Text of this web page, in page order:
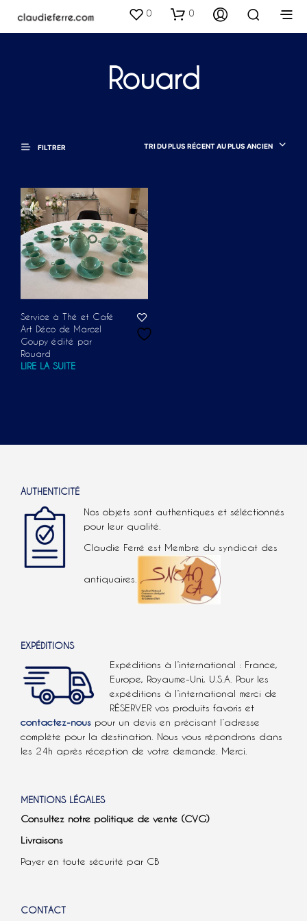
0 0
Rouard
FILTRER TRI DU PLUS RÉCENT AU PLUS ANCIEN
Service à Thé et Café
Art Déco de Marcel
Goupy édité par
Rouard
LIRE LA SUITE
AUTHENTICITÉ
Nos objets sont authentiques et séléctionnés
pour leur qualité.
Claudie Ferré est Membre du syndicat des
antiquaires.
EXPÉDITIONS
Expéditions à l’international : France,
Europe, Royaume-Uni, U.S.A. Pour les
expéditions à l’international merci de
RÉSERVER vos produits favoris et
contactez-nous pour un devis en précisant l’adresse
complète pour la destination. Nous vous répondrons dans
les 24h après réception de votre demande. Merci.
MENTIONS LÉGALES
Consultez notre politique de vente (CVG)
Livraisons
Payer en toute sécurité par CB
CONTACT